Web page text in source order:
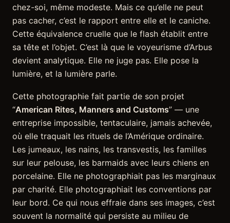
chez-soi, même modeste. Mais ce qu’elle ne peut
pas cacher, c’est le rapport entre elle et le caniche.
Cette équivalence cruelle que le flash établit entre
sa tête et l’objet. C’est là que le voyeurisme d’Arbus
devient analytique. Elle ne juge pas. Elle pose la
lumière, et la lumière parle.
Cette photographie fait partie de son projet
“American Rites, Manners and Customs” — une
entreprise impossible, tentaculaire, jamais achevée,
où elle traquait les rituels de l’Amérique ordinaire.
Les jumeaux, les nains, les transvestis, les familles
sur leur pelouse, les barmaids avec leurs chiens en
porcelaine. Elle ne photographiait pas les marginaux
par charité. Elle photographiait les conventions par
leur bord. Ce qui nous effraie dans ses images, c’est
souvent la normalité qui persiste au milieu de